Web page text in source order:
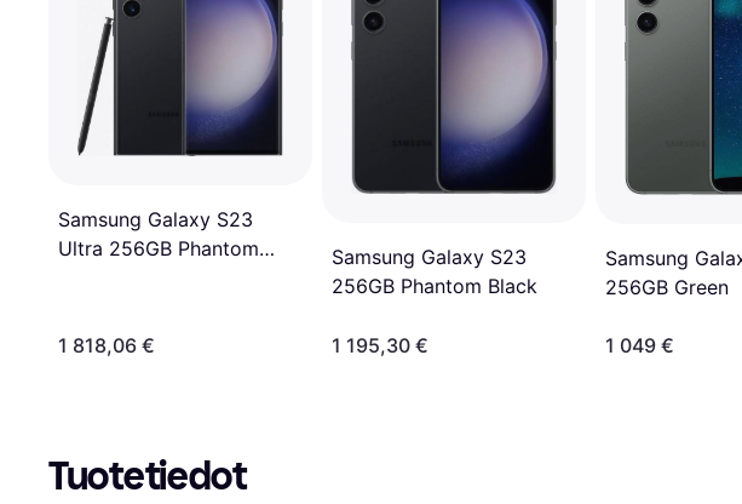
Samsung Galaxy S23
Ultra 256GB Phantom
1 818,06 €
Samsung Galaxy S23
256GB Phantom Black
1 195,30 €
Samsung
256GB Green
1 049 €
Tuotetiedot